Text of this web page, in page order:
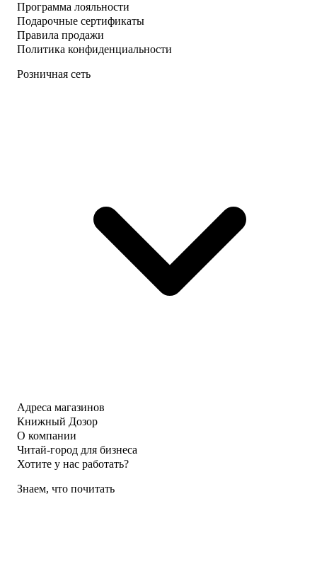
Программа лояльности
Подарочные сертификаты
Правила продажи
Политика конфиденциальности
Розничная сеть
Адреса магазинов
Книжный Дозор
О компании
Читай-город для бизнеса
Хотите у нас работать?
Знаем, что почитать